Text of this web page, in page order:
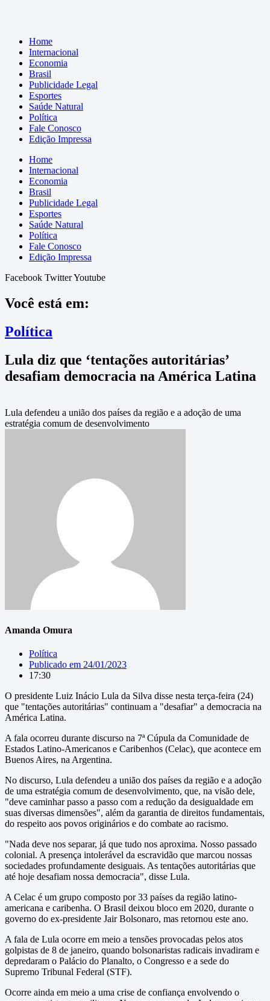
Home
Internacional
Economia
Brasil
Publicidade Legal
Esportes
Saúde Natural
Política
Fale Conosco
Edição Impressa
Home
Internacional
Economia
Brasil
Publicidade Legal
Esportes
Saúde Natural
Política
Fale Conosco
Edição Impressa
Facebook TwitterYoutube
Você está em:
Política
Lula diz que ‘tentações autoritárias’
desafiam democracia na América Latina
Lula defendeu a união dos países da região e a adoção de uma
estratégia comum de desenvolvimento
Amanda Omura
Política
Publicado em 24/01/2023
17:30
O presidente Luiz Inácio Lula da Silva disse nesta terça-feira (24)
que "tentações autoritárias" continuam a "desafiar" a democracia na
América Latina.
A fala ocorreu durante discurso na 7ª Cúpula da Comunidade de
Estados Latino-Americanos e Caribenhos (Celac), que acontece em
Buenos Aires, na Argentina.
No discurso, Lula defendeu a união dos países da região e a adoção
de uma estratégia comum de desenvolvimento, que, na visão dele,
"deve caminhar passo a passo com a redução da desigualdade em
suas diversas dimensões", além da garantia de direitos fundamentais,
do respeito aos povos originários e do combate ao racismo.
"Nada deve nos separar, já que tudo nos aproxima. Nosso passado
colonial. A presença intolerável da escravidão que marcou nossas
sociedades profundamente desiguais. As tentações autoritárias que
até hoje desafiam nossa democracia", disse Lula.
A Celac é um grupo composto por 33 países da região latino-
americana e caribenha. O Brasil deixou bloco em 2020, durante o
governo do ex-presidente Jair Bolsonaro, mas retornou este ano.
A fala de Lula ocorre em meio a tensões provocadas pelos atos
golpistas de 8 de janeiro, quando bolsonaristas radicais invadiram e
depredaram o Palácio do Planalto, o Congresso e a sede do
Supremo Tribunal Federal (STF).
Ocorre ainda em meio a uma crise de confiança envolvendo o